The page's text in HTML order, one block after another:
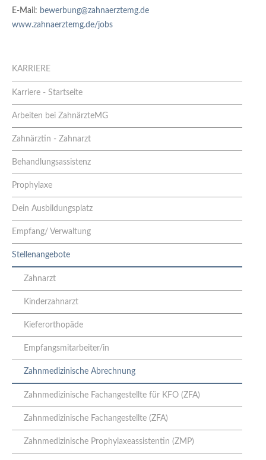
E-Mail: bewerbung@zahnaerztemg.de
www.zahnaerztemg.de/jobs
KARRIERE
Karriere - Startseite
Arbeiten bei ZahnärzteMG
Zahnärztin - Zahnarzt
Behandlungsassistenz
Prophylaxe
Dein Ausbildungsplatz
Empfang/ Verwaltung
Stellenangebote
Zahnarzt
Kinderzahnarzt
Kieferorthopäde
Empfangsmitarbeiter/in
Zahnmedizinische Abrechnung
Zahnmedizinische Fachangestellte für KFO (ZFA)
Zahnmedizinische Fachangestellte (ZFA)
Zahnmedizinische Prophylaxeassistentin (ZMP)